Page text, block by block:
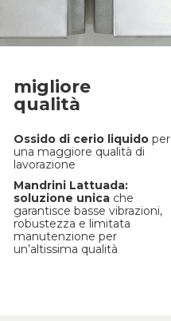
migliore
qualità
Ossido di cerio liquido per
una maggiore qualità di
lavorazione
Mandrini Lattuada:
soluzione unica che
garantisce basse vibrazioni,
robustezza e limitata
manutenzione per
un’altissima qualità